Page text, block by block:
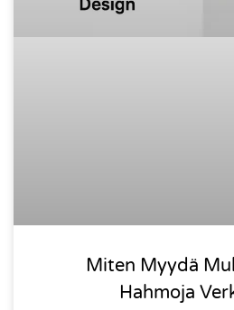
Miten Myydä
Hahmoja